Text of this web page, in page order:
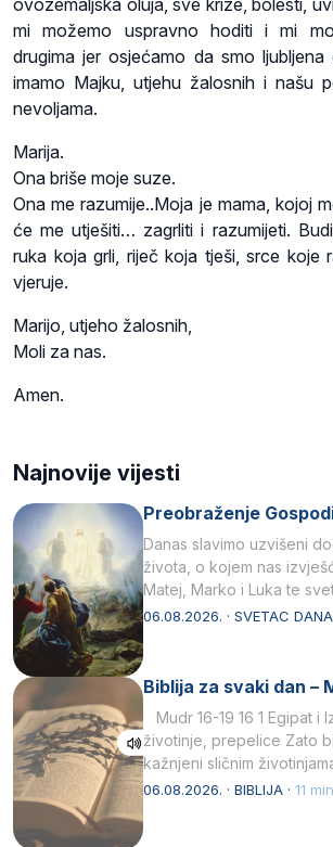
mi možemo uspravno hoditi i mi
drugima jer osjećamo da smo
imamo Majku, utjehu žalosnih i našu
nevoljama.
Marija.
Ona briše moje suze.
Ona me razumije..Moja je mama, kojoj
će me utješiti… zagrliti i razumijeti.
ruka koja grli, riječ koja tješi, srce koje
vjeruje.
Marijo, utjeho žalosnih,
Moli za nas.
Amen.
Najnovije vijesti
Preobraženje
Danas slavimo uzvišeni
života, o kojem nas
Matej, Marko i Luka te
drugoj…
06.08.2026. · SVETAC DANA
Biblija za svaki dan –
Mudr 16-19 16 1 Egipat i
životinje, prepelice Zato
kažnjeni sličnim
kukaca.2 A narod…
06.08.2026. · BIBLIJA · 11